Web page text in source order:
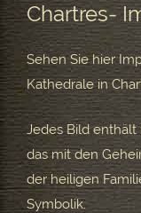
AM
Chartres-
Sehen Sie hier
Kathedrale in
Jedes Bild enthält
das mit den
der heiligen
Symbolik.